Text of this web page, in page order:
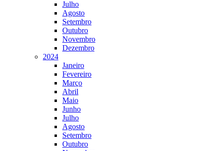
Julho
Agosto
Setembro
Outubro
Novembro
Dezembro
2024
Janeiro
Fevereiro
Março
Abril
Maio
Junho
Julho
Agosto
Setembro
Outubro